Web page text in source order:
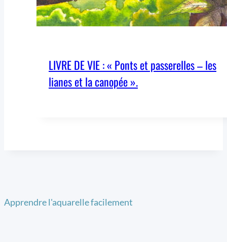
LIVRE DE VIE : « Ponts et passerelles – les
lianes et la canopée ».
Apprendre l'aquarelle facilement